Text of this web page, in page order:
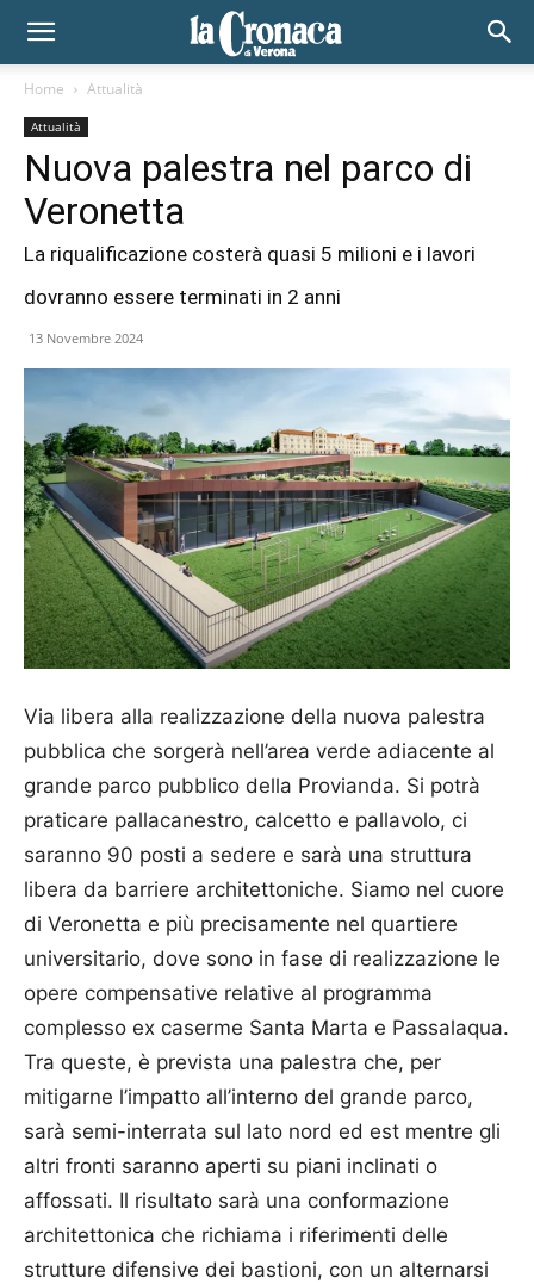
Home Attualità
Attualità
Nuova palestra nel parco di
Veronetta
La riqualificazione costerà quasi 5 milioni e i lavori
dovranno essere terminati in 2 anni
13 Novembre 2024
Via libera alla realizzazione della nuova palestra
pubblica che sorgerà nell’area verde adiacente al
grande parco pubblico della Provianda. Si potrà
praticare pallacanestro, calcetto e pallavolo, ci
saranno 90 posti a sedere e sarà una struttura
libera da barriere architettoniche. Siamo nel cuore
di Veronetta e più precisamente nel quartiere
universitario, dove sono in fase di realizzazione le
opere compensative relative al programma
complesso ex caserme Santa Marta e Passalaqua.
Tra queste, è prevista una palestra che, per
mitigarne l’impatto all’interno del grande parco,
sarà semi-interrata sul lato nord ed est mentre gli
altri fronti saranno aperti su piani inclinati o
affossati. Il risultato sarà una conformazione
architettonica che richiama i riferimenti delle
strutture difensive dei bastioni, con un alternarsi